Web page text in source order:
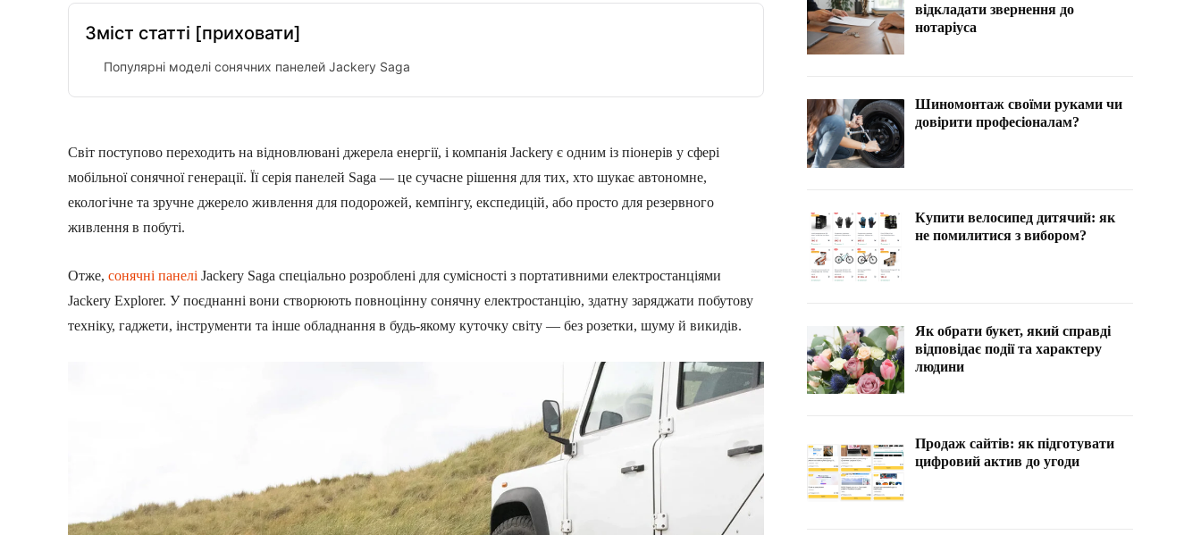
Зміст статті [приховати]
Популярні моделі сонячних панелей Jackery Saga
Світ поступово переходить на відновлювані джерела енергії, і компанія Jackery є одним із піонерів у сфері
мобільної сонячної генерації. Її серія панелей Saga — це сучасне рішення для тих, хто шукає автономне,
екологічне та зручне джерело живлення для подорожей, кемпінгу, експедицій, або просто для резервного
живлення в побуті.
Отже, сонячні панелі Jackery Saga спеціально розроблені для сумісності з портативними електростанціями
Jackery Explorer. У поєднанні вони створюють повноцінну сонячну електростанцію, здатну заряджати побутову
техніку, гаджети, інструменти та інше обладнання в будь-якому куточку світу — без розетки, шуму й викидів.
відкладати звернення до
нотаріуса
Шиномонтаж своїми руками чи
довірити професіоналам?
Купити велосипед дитячий: як
не помилитися з вибором?
Як обрати букет, який справді
відповідає події та характеру
людини
Продаж сайтів: як підготувати
цифровий актив до угоди